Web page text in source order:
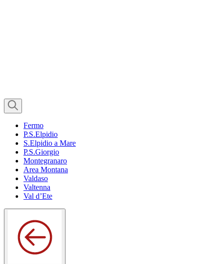
Fermo
P.S.Elpidio
S.Elpidio a Mare
P.S.Giorgio
Montegranaro
Area Montana
Valdaso
Valtenna
Val d’Ete